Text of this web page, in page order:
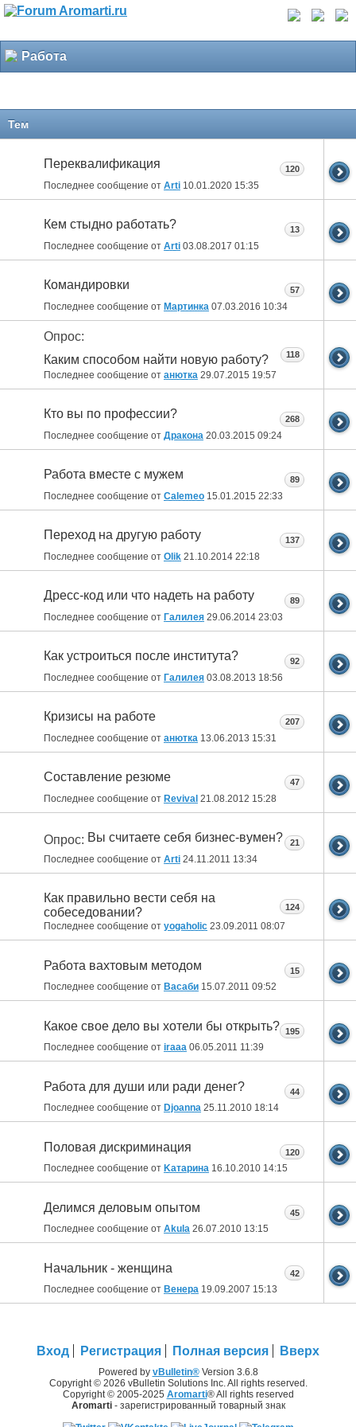
Работа
Тем
Переквалификация
Последнее сообщение от Arti 10.01.2020 15:35
120
Кем стыдно работать?
Последнее сообщение от Arti 03.08.2017 01:15
13
Командировки
Последнее сообщение от Мартинка 07.03.2016 10:34
57
Опрос:
Каким способом найти новую работу?
Последнее сообщение от анютка 29.07.2015 19:57
118
Кто вы по профессии?
Последнее сообщение от Дракона 20.03.2015 09:24
268
Работа вместе с мужем
Последнее сообщение от Calemeo 15.01.2015 22:33
89
Переход на другую работу
Последнее сообщение от Olik 21.10.2014 22:18
137
Дресс-код или что надеть на работу
Последнее сообщение от Галилея 29.06.2014 23:03
89
Как устроиться после института?
Последнее сообщение от Галилея 03.08.2013 18:56
92
Кризисы на работе
Последнее сообщение от анютка 13.06.2013 15:31
207
Составление резюме
Последнее сообщение от Revival 21.08.2012 15:28
47
Опрос: Вы считаете себя бизнес-вумен?
Последнее сообщение от Arti 24.11.2011 13:34
21
Как правильно вести себя на
собеседовании?
Последнее сообщение от yogaholic 23.09.2011 08:07
124
Работа вахтовым методом
Последнее сообщение от Васаби 15.07.2011 09:52
15
Какое свое дело вы хотели бы открыть?
Последнее сообщение от iraaa 06.05.2011 11:39
195
Работа для души или ради денег?
Последнее сообщение от Djoanna 25.11.2010 18:14
44
Половая дискриминация
Последнее сообщение от Kатарина 16.10.2010 14:15
120
Делимся деловым опытом
Последнее сообщение от Akula 26.07.2010 13:15
45
Начальник - женщина
Последнее сообщение от Венера 19.09.2007 15:13
42
Вход Регистрация Полная версия Вверх
Powered by vBulletin®Version 3.6.8
Copyright © 2026 vBulletin Solutions Inc. All rights reserved.
Copyright © 2005-2025 Aromarti® All rights reserved
Aromarti- зарегистрированный товарный знак